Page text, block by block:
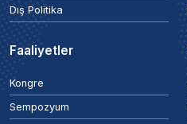
Dış Politika
Faaliyetler
Kongre
Sempozyum